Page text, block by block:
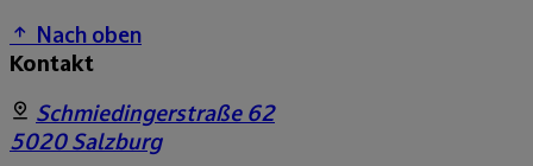
Nach oben
Kontakt
Schmiedingerstraße 62
5020 Salzburg